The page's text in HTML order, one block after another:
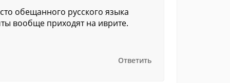
обещанного русского языка
вообще приходят на иврите.
Ответить